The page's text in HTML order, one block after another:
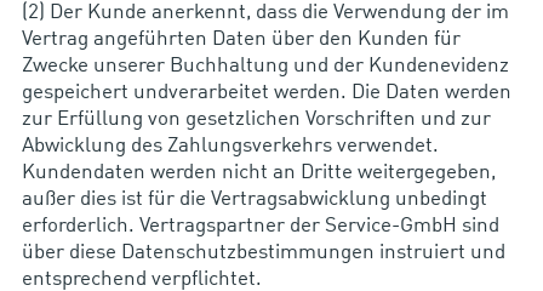
(2) Der Kunde anerkennt, dass die Verwendung der im
Vertrag angeführten Daten über den Kunden für
Zwecke unserer Buchhaltung und der Kundenevidenz
gespeichert undverarbeitet werden. Die Daten werden
zur Erfüllung von gesetzlichen Vorschriften und zur
Abwicklung des Zahlungsverkehrs verwendet.
Kundendaten werden nicht an Dritte weitergegeben,
außer dies ist für die Vertragsabwicklung unbedingt
erforderlich. Vertragspartner der Service-GmbH sind
über diese Datenschutzbestimmungen instruiert und
entsprechend verpflichtet.